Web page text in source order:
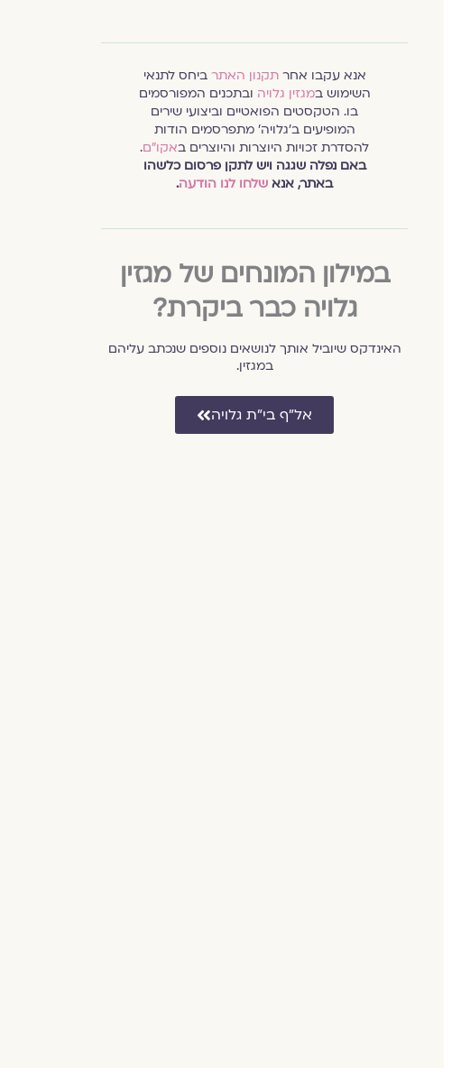
אנא עקבו אחרתקנון האתר ביחס לתנאי
השימוש במגזין גלויה ובתכנים המפורסמים
בו. הטקסטים הפואטיים וביצועי שירים
המופיעים ב׳גלויה׳ מתפרסמים הודות
להסדרת זכויות היוצרות והיוצרים באקו״ם.
באם נפלה שגגה ויש לתקן פרסום כלשהו
באתר, אנא שלחו לנו הודעה.
במילון המונחים של מגזין
גלויה כבר ביקרת?
האינדקס שיוביל אותך לנושאים נוספים שנכתב עליהם
במגזין.
אל״ף בי״ת גלויה